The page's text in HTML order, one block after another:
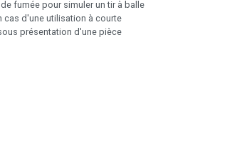
fumée pour simuler un tir à balle
cas d'une utilisation à courte
présentation d'une pièce